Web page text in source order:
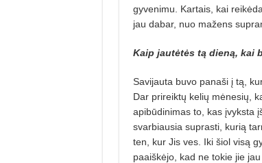
gyvenimu. Kartais, kai
jau dabar, nuo mažens
Kaip jautėtės tą dieną, kai
Savijauta buvo panaši į tą,
Dar prireiktų kelių mėnesių,
apibūdinimas to, kas įvyksta
svarbiausia suprasti, kurią
ten, kur Jis ves. Iki šiol visą
paaiškėjo, kad ne tokie jie